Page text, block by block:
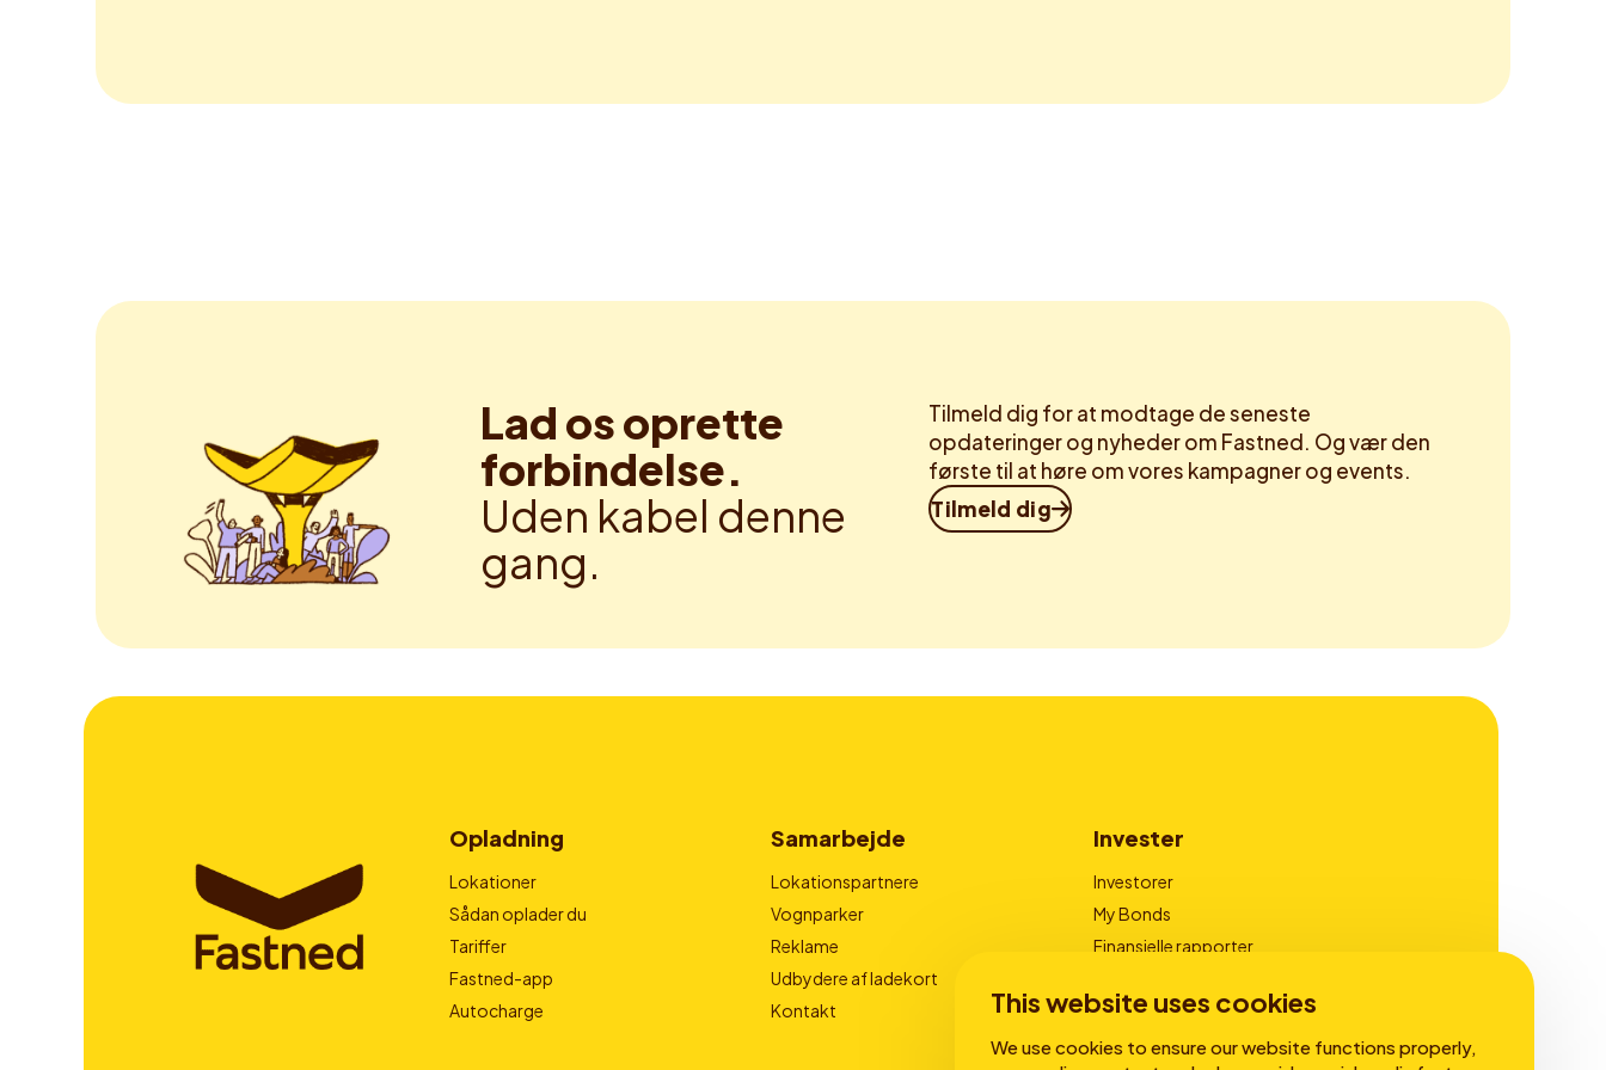
This website uses cookies
We use cookies to ensure our website functions properly,
Lad os oprette
forbindelse.
Uden kabel denne
gang.
Tilmeld dig for at modtage de seneste
opdateringer og nyheder om Fastned. Og vær den
første til at høre om vores kampagner og events.
Tilmeld dig
Opladning
Lokationer
Sådan oplader du
Tariffer
Fastned-app
Autocharge
Samarbejde
Lokationspartnere
Vognparker
Reklame
Udbydere af ladekort
Kontakt
Invester
Investorer
My Bonds
Finansielle rapporter